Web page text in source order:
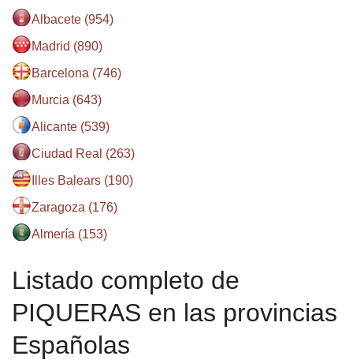
Albacete (954)
Madrid (890)
Barcelona (746)
Murcia (643)
Alicante (539)
Ciudad Real (263)
Illes Balears (190)
Zaragoza (176)
Almería (153)
Listado completo de
PIQUERAS en las provincias
Españolas